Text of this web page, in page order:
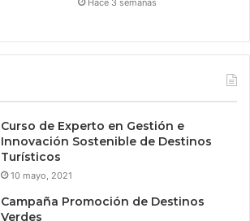
Curso de Experto en Gestión e
Innovación Sostenible de Destinos
Turísticos
10 mayo, 2021
Campaña Promoción de Destinos
Verdes